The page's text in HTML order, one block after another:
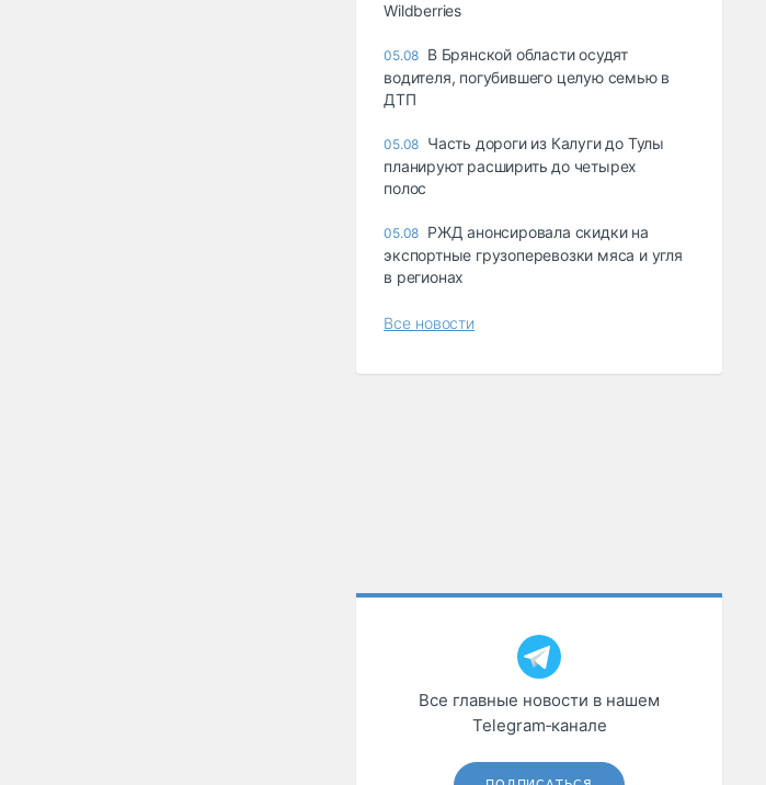
Wildberries
05.08 В Брянской области осудят
водителя, погубившего целую семью в
ДТП
05.08 Часть дороги из Калуги до Тулы
планируют расширить до четырех
полос
05.08 РЖД анонсировала скидки на
экспортные грузоперевозки мяса и угля
в регионах
Все новости
Все главные новости в нашем
Telegram‑канале